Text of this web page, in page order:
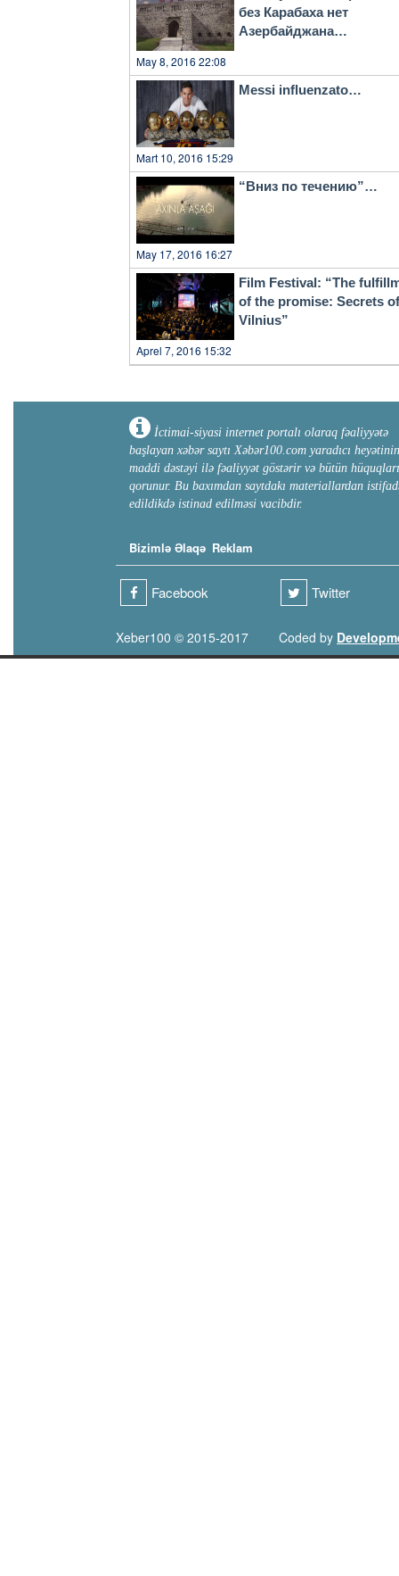
без Карабаха нет
Азербайджана…
May 8, 2016 22:08
Messi influenzato…
Mart 10, 2016 15:29
“Вниз по течению”…
May 17, 2016 16:27
Film Festival: “The
of the promise: Secrets of
Vilnius”
Aprel 7, 2016 15:32
İctimai-siyasi internet portalı olaraq fəaliyyətə
başlayan xəbər saytı Xəbər100.com yaradıcı heyətinin
maddi dəstəyi ilə fəaliyyət göstərir və bütün hüquqları
qorunur. Bu baxımdan saytdakı materiallardan
edildikdə istinad edilməsi vacibdir.
Bizimlə Əlaqə Reklam
Facebook Twitter
Xeber100 © 2015-2017 Coded by